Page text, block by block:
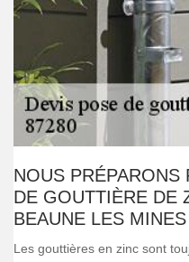
NOUS PRÉPARONS
DE GOUTTIÈRE DE
BEAUNE LES MINES
Les gouttières en zinc sont